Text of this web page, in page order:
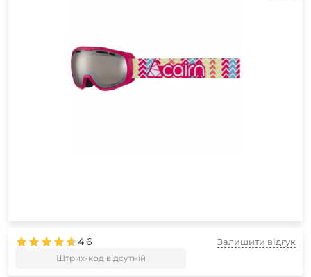
4.6
Штрих-код відсутній
Залишити відгук